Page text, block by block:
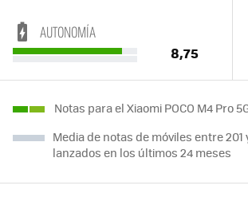
AUTONOMÍA
8,75
Notas para el Xiaomi POCO M4 Pro
Media de notas de móviles entre 201
lanzados en los últimos 24 meses